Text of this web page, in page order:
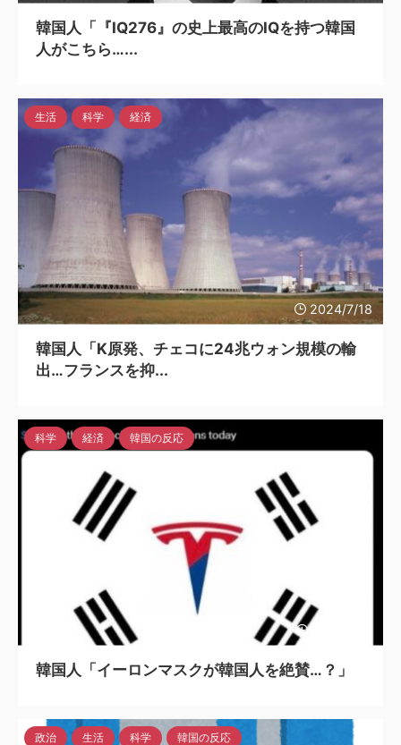
韓国人「『IQ276』の史上最高のIQを持つ韓国
人がこちら…...
2024/7/18
生活 科学 経済
韓国人「K原発、チェコに24兆ウォン規模の輸
出…フランスを抑...
科学 経済 韓国の反応
韓国人「イーロンマスクが韓国人を絶賛…？」
政治 生活 科学 韓国の反応